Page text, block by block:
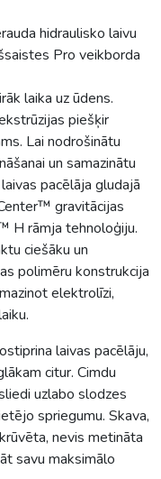
hidraulisko laivu
Pro veikborda
laika uz ūdens.
piešķir
Lai nodrošinātu
un samazinātu
pacēlāja gludajā
gravitācijas
H rāmja tehnoloģiju.
ciešāku un
polimēru konstrukcija
elektrolīzi,
laivas pacēlāju,
citur. Cimdu
uzlabo slodzes
spriegumu. Skava,
nevis metināta
savu maksimālo